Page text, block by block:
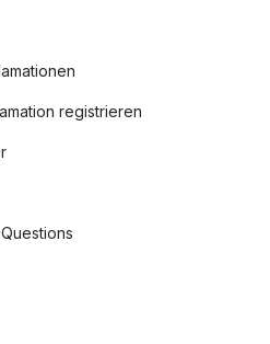
registrieren